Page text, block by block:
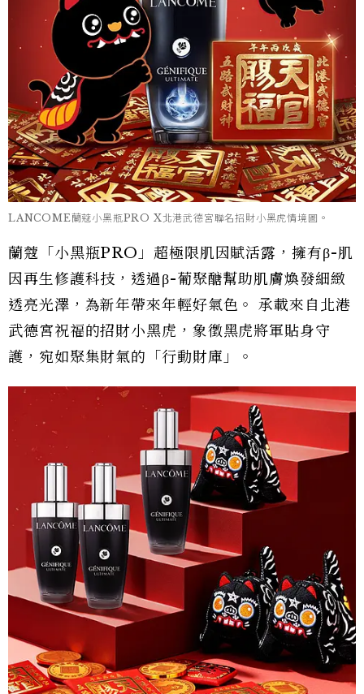
LANCOME蘭蔻小黑瓶PRO X北港武德宮聯名招財小黑虎情境圖。
蘭蔻「小黑瓶PRO」超極限肌因賦活露，擁有β-肌
因再生修護科技，透過β-葡聚醣幫助肌膚煥發細緻
透亮光澤，為新年帶來年輕好氣色。 承載來自北港
武德宮祝福的招財小黑虎，象徵黑虎將軍貼身守
護，宛如聚集財氣的「行動財庫」。